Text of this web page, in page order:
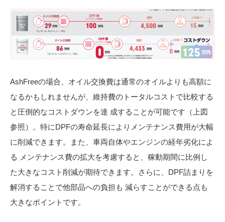
AshFreeの場合、オイル交換費は通常のオイルよりも高額に
なるかもしれませんが、維持費のトータルコストで比較する
と圧倒的なコストダウンを達 成することが可能です（上図
参照）。特にDPFの寿命延長によりメンテナンス費用が大幅
に削減できます。また、車両自体やエンジンの経年劣化によ
る メンテナンス費の拡大を考慮すると、稼動期間に比例し
た大きなコスト削減が期待できます。さらに、DPF詰まりを
解消することで他部品への負担も 減らすことができる点も
大きなポイントです。